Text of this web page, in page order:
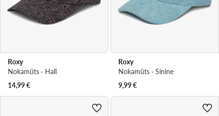
Roxy
Nokamüts · Hall
14,99€
Roxy
Nokamüts · Sinine
9,99€